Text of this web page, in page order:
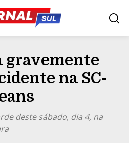
gravemente
na SC-
deste sábado, dia 4, na